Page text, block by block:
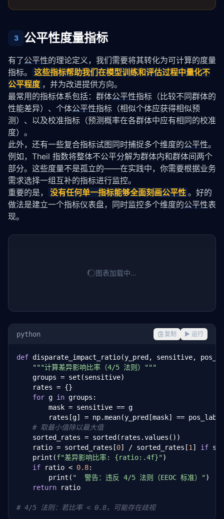
3 公平性度量指标
有了公平性的理论定义，我们需要将其转化为可计算的度量
指标。
这些指标帮助我们在模型训练和评估过程中量化不
公平程度 ，并为改进提供方向。
最常用的指标体系包括：群体公平性指标（比较不同群体的
性能差异）、个体公平性指标（相似个体应获得相似预
测）、以及校准指标（预测概率在各群体中应有相同的校准
度）。
此外，还有一些复合指标试图同时捕捉多个维度的公平性。
例如，Theil 指数将整体不公平分解为群体内和群体间两个
部分。这些度量不是孤立的——在实践中，你需要根据业务
需求选择一组互补的指标进行监控。
重要的是，
没有任何单一指标能够全面刻画公平性 。好的
做法是建立一个指标仪表盘，同时监控多个维度的公平性表
现。
图表加载中…
python 复制 ▶ 运行
def disparate_impact_ratio(y_pred, sensitive,
"""计算差异影响比率（4/5 法则）"""
    groups = set(sensitive)
    rates = {}
for g in groups:
        mask = sensitive == g
rates[g] = np.mean(y_pred[mask] ==
# 取最小值除以最大值
    sorted_rates = sorted(rates.values())
    ratio = sorted_rates[
0] / sorted_rates[1 ] if
    print(
f"差异影响比率: {ratio:.4f}")
if ratio < 0.8:
        print(
"  警告：违反 4/5 法则（EEOC 标准）")
return ratio
# 4/5 法则：若比率 < 0.8，可能存在歧视